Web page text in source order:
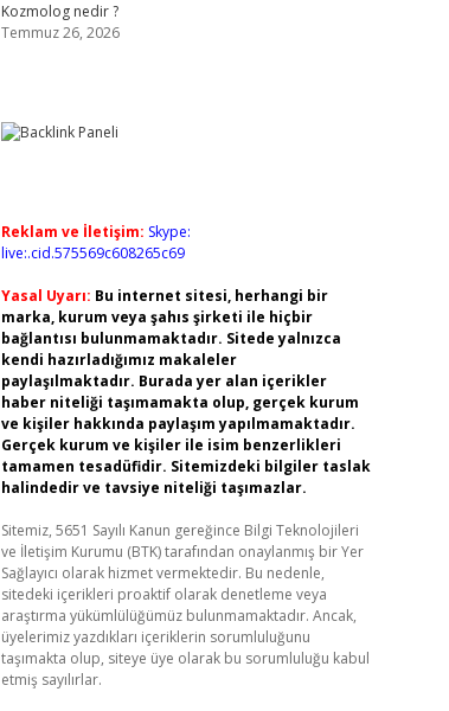
Kozmolog nedir ?
Temmuz 26, 2026
Reklam ve İletişim: Skype:
live:.cid.575569c608265c69
Yasal Uyarı: Bu internet sitesi, herhangi bir
marka, kurum veya şahıs şirketi ile hiçbir
bağlantısı bulunmamaktadır. Sitede yalnızca
kendi hazırladığımız makaleler
paylaşılmaktadır. Burada yer alan içerikler
haber niteliği taşımamakta olup, gerçek kurum
ve kişiler hakkında paylaşım yapılmamaktadır.
Gerçek kurum ve kişiler ile isim benzerlikleri
tamamen tesadüfidir. Sitemizdeki bilgiler taslak
halindedir ve tavsiye niteliği taşımazlar.
Sitemiz, 5651 Sayılı Kanun gereğince Bilgi Teknolojileri
ve İletişim Kurumu (BTK) tarafından onaylanmış bir Yer
Sağlayıcı olarak hizmet vermektedir. Bu nedenle,
sitedeki içerikleri proaktif olarak denetleme veya
araştırma yükümlülüğümüz bulunmamaktadır. Ancak,
üyelerimiz yazdıkları içeriklerin sorumluluğunu
taşımakta olup, siteye üye olarak bu sorumluluğu kabul
etmiş sayılırlar.